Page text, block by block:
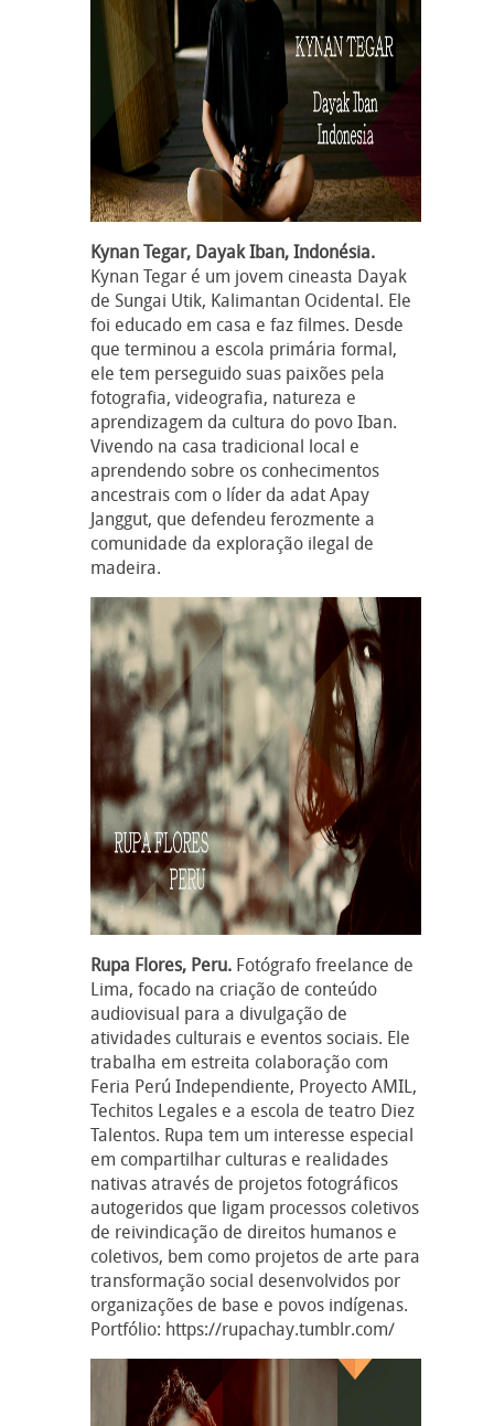
Kynan Tegar, Dayak Iban, Indonésia.
Kynan Tegar é um jovem cineasta Dayak
de Sungai Utik, Kalimantan Ocidental. Ele
foi educado em casa e faz filmes. Desde
que terminou a escola primária formal,
ele tem perseguido suas paixões pela
fotografia, videografia, natureza e
aprendizagem da cultura do povo Iban.
Vivendo na casa tradicional local e
aprendendo sobre os conhecimentos
ancestrais com o líder da adat Apay
Janggut, que defendeu ferozmente a
comunidade da exploração ilegal de
madeira.
Rupa Flores, Peru. Fotógrafo freelance de
Lima, focado na criação de conteúdo
audiovisual para a divulgação de
atividades culturais e eventos sociais. Ele
trabalha em estreita colaboração com
Feria Perú Independiente, Proyecto AMIL,
Techitos Legales e a escola de teatro Diez
Talentos. Rupa tem um interesse especial
em compartilhar culturas e realidades
nativas através de projetos fotográficos
autogeridos que ligam processos coletivos
de reivindicação de direitos humanos e
coletivos, bem como projetos de arte para
transformação social desenvolvidos por
organizações de base e povos indígenas.
Portfólio: https://rupachay.tumblr.com/